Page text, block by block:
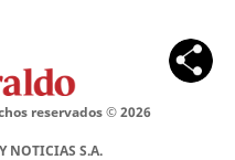
reservados ©2026
NOTICIAS S.A.